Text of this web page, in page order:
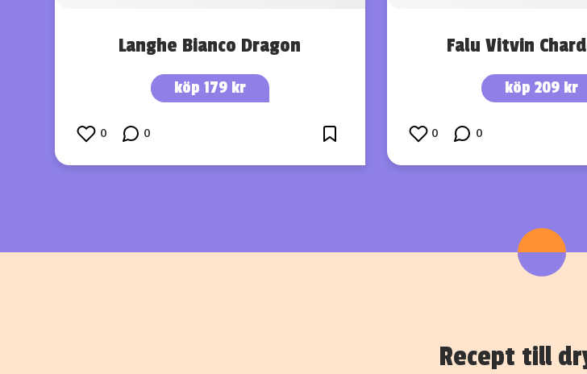
Langhe Bianco Dragon
köp 179 kr
0 0
Falu Vitvin
köp 209 kr
0 0
Recept till